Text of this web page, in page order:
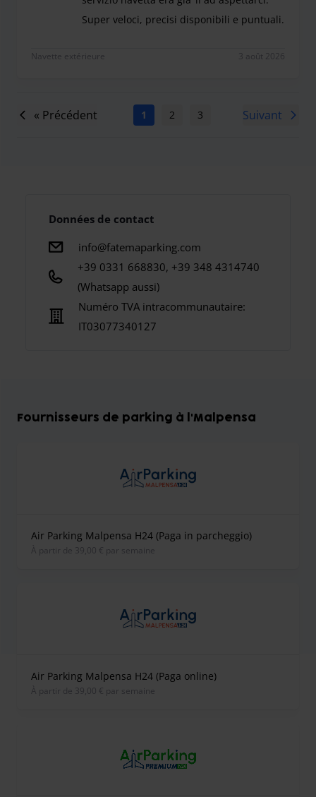
Super veloci, precisi disponibili e puntuali.
Navette extérieure 3 août 2026
« Précédent 1 2 3 5
Suivant
Données de contact
info@fatemaparking.com
+39 0331 668830, +39 348 4314740
(Whatsapp aussi)
Numéro TVA intracommunautaire:
IT03077340127
Fournisseurs de parking à l'Malpensa
Air Parking Malpensa H24 (Paga in parcheggio)
À partir de 39,00 € par semaine
Air Parking Malpensa H24 (Paga online)
À partir de 39,00 € par semaine